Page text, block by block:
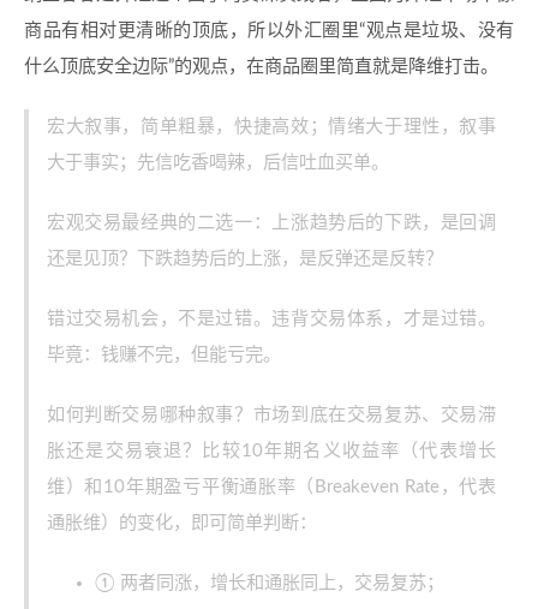
商品有相对更清晰的顶底，所以外汇圈里“观点是垃圾、没有
什么顶底安全边际”的观点，在商品圈里简直就是降维打击。
宏大叙事，简单粗暴，快捷高效；情绪大于理性，叙事
大于事实；先信吃香喝辣，后信吐血买单。
宏观交易最经典的二选一：上涨趋势后的下跌，是回调
还是见顶？下跌趋势后的上涨，是反弹还是反转？
错过交易机会，不是过错。违背交易体系，才是过错。
毕竟：钱赚不完，但能亏完。
如何判断交易哪种叙事？市场到底在交易复苏、交易滞
胀还是交易衰退？比较10年期名义收益率（代表增长
维）和10年期盈亏平衡通胀率（Breakeven Rate，代表
通胀维）的变化，即可简单判断：
① 两者同涨，增长和通胀同上，交易复苏；